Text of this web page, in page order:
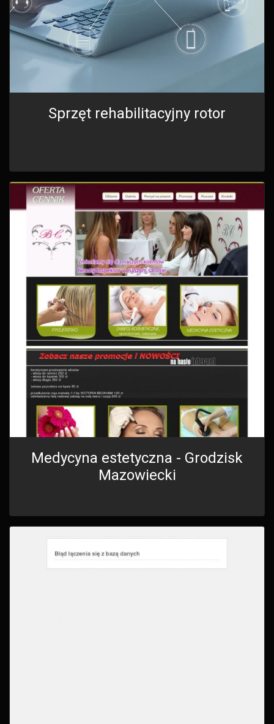
Sprzęt rehabilitacyjny rotor
Medycyna estetyczna - Grodzisk
Mazowiecki